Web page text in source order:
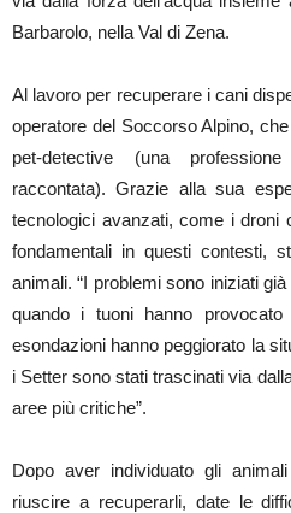
Barbarolo, nella Val di Zena.
Al lavoro per recuperare i cani
operatore del Soccorso Alpino,
pet-detective (una
raccontata). Grazie alla sua
tecnologici avanzati, come i droni
fondamentali in questi contesti,
animali. “I problemi sono iniziati
quando i tuoni hanno
esondazioni hanno peggiorato la
i Setter sono stati trascinati via
aree più critiche”.
Dopo aver individuato gli
riuscire a recuperarli, date le